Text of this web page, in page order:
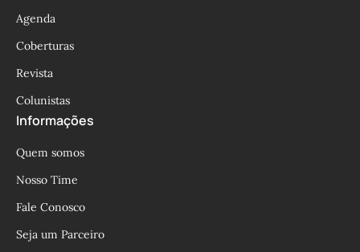
Agenda
Coberturas
Revista
Colunistas
Informações
Quem somos
Nosso Time
Fale Conosco
Seja um Parceiro